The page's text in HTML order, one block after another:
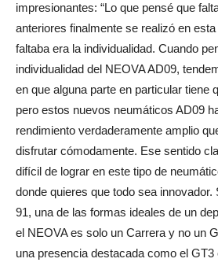
impresionantes: “Lo que pensé que
anteriores finalmente se realizó en
faltaba era la individualidad. Cuando
individualidad del NEOVA AD09,
en que alguna parte en particular tiene
pero estos nuevos neumáticos AD09
rendimiento verdaderamente amplio
disfrutar cómodamente. Ese sentido
difícil de lograr en este tipo de
donde quieres que todo sea
91, una de las formas ideales de un
el NEOVA es solo un Carrera y no un
una presencia destacada como el GT3